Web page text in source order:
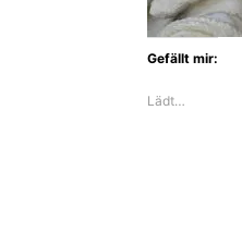
Gefällt mir:
Lädt…